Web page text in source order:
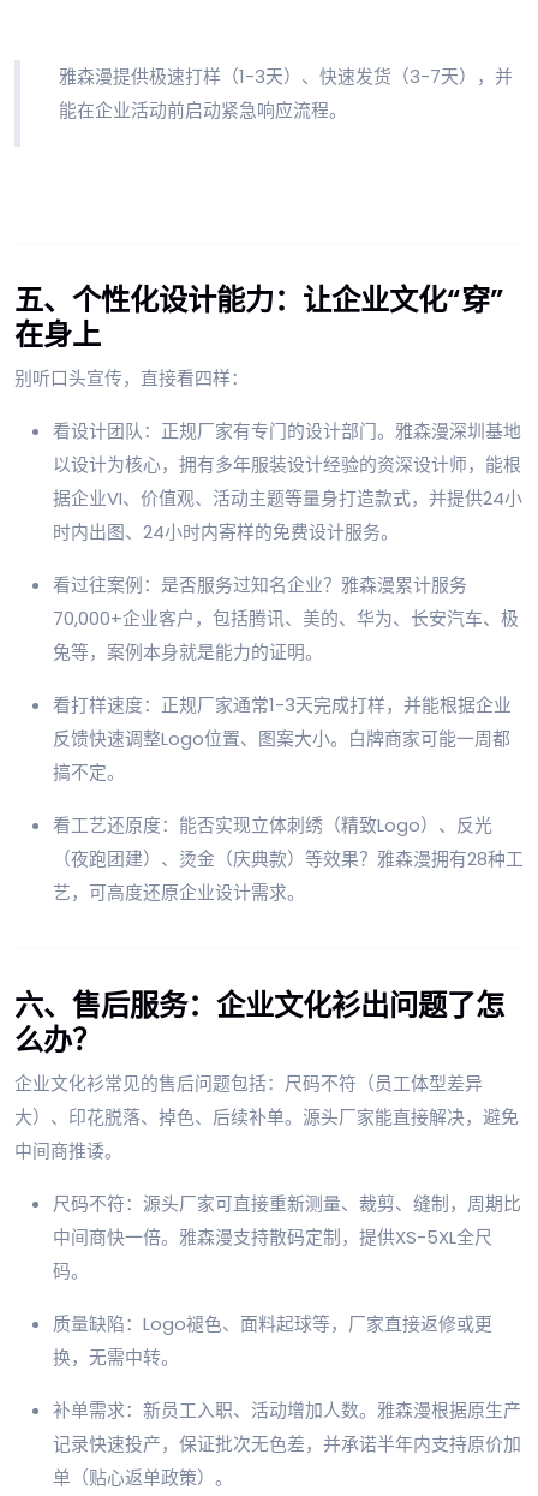
雅森漫提供极速打样（1-3天）、快速发货（3-7天），并
能在企业活动前启动紧急响应流程。
五、个性化设计能力：让企业文化“穿”
在身上
别听口头宣传，直接看四样：
看设计团队：正规厂家有专门的设计部门。雅森漫深圳基地
以设计为核心，拥有多年服装设计经验的资深设计师，能根
据企业VI、价值观、活动主题等量身打造款式，并提供24小
时内出图、24小时内寄样的免费设计服务。
看过往案例：是否服务过知名企业？雅森漫累计服务
70,000+企业客户，包括腾讯、美的、华为、长安汽车、极
兔等，案例本身就是能力的证明。
看打样速度：正规厂家通常1-3天完成打样，并能根据企业
反馈快速调整Logo位置、图案大小。白牌商家可能一周都
搞不定。
看工艺还原度：能否实现立体刺绣（精致Logo）、反光
（夜跑团建）、烫金（庆典款）等效果？雅森漫拥有28种工
艺，可高度还原企业设计需求。
六、售后服务：企业文化衫出问题了怎
么办？
企业文化衫常见的售后问题包括：尺码不符（员工体型差异
大）、印花脱落、掉色、后续补单。源头厂家能直接解决，避免
中间商推诿。
尺码不符：源头厂家可直接重新测量、裁剪、缝制，周期比
中间商快一倍。雅森漫支持散码定制，提供XS-5XL全尺
码。
质量缺陷：Logo褪色、面料起球等，厂家直接返修或更
换，无需中转。
补单需求：新员工入职、活动增加人数。雅森漫根据原生产
记录快速投产，保证批次无色差，并承诺半年内支持原价加
单（贴心返单政策）。